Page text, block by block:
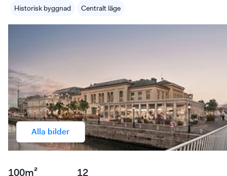
Historisk byggnad
Centralt läge
Alla bilder
100m² 12